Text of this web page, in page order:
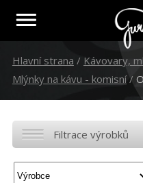
Hlavní strana / Kávovary,
Mlýnky na kávu - komisní/
Filtrace výrobků